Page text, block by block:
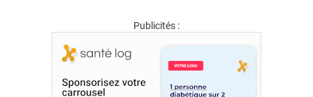
Publicités :